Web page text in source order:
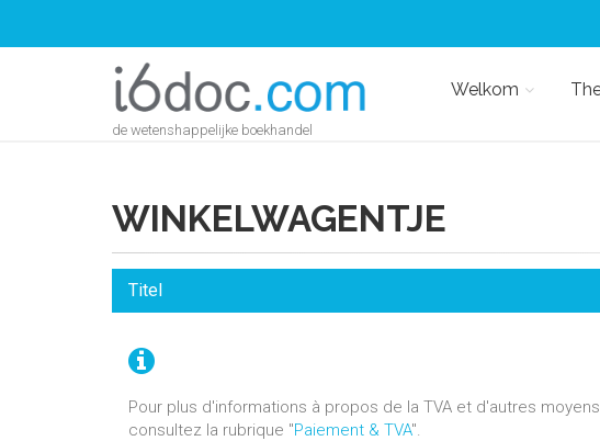
de wetenshappelijke boekhandel
Welkom
WINKELWAGENTJE
Pour plus d'informations à propos de la TVA et d'autres
consultez la rubrique "Paiement & TVA".
Titel